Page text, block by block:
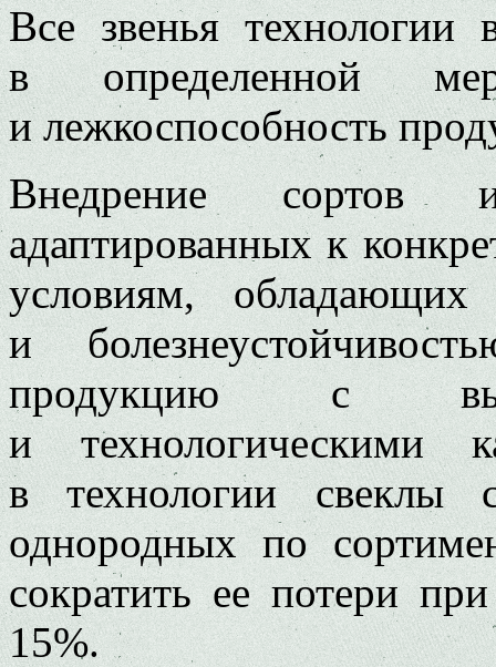
Все звенья технологии
в определенной
и лежкоспособность
Внедрение сортов
адаптированных к
условиям, обладающих
и
продукцию с
и технологическими
в технологии свеклы
однородных по
сократить ее потери
15%.